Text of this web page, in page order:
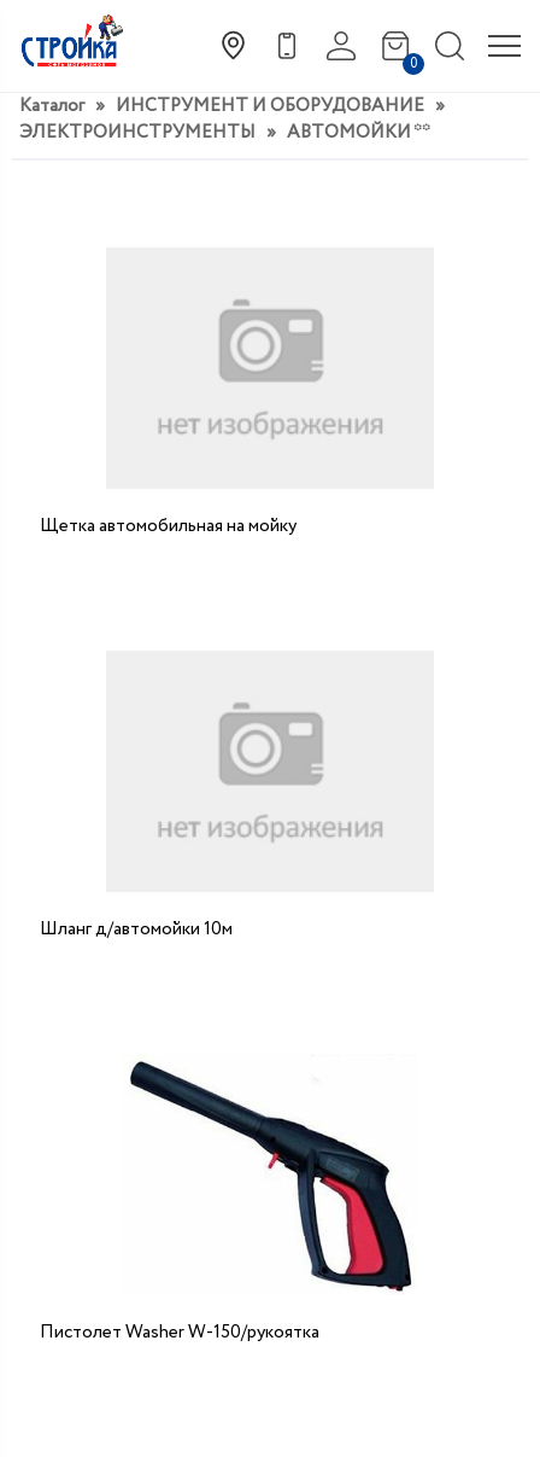
0
Каталог » ИНСТРУМЕНТ И ОБОРУДОВАНИЕ »
ЭЛЕКТРОИНСТРУМЕНТЫ » АВТОМОЙКИ **
Щетка автомобильная на мойку
Шланг д/автомойки 10м
Пистолет Washer W-150/рукоятка